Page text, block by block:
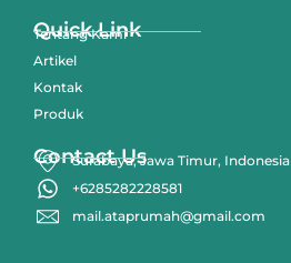
Quick Link
Tentang Kami
Artikel
Kontak
Produk
Contact Us
Surabaya, Jawa Timur, Indonesia
+6285282228581
mail.ataprumah@gmail.com